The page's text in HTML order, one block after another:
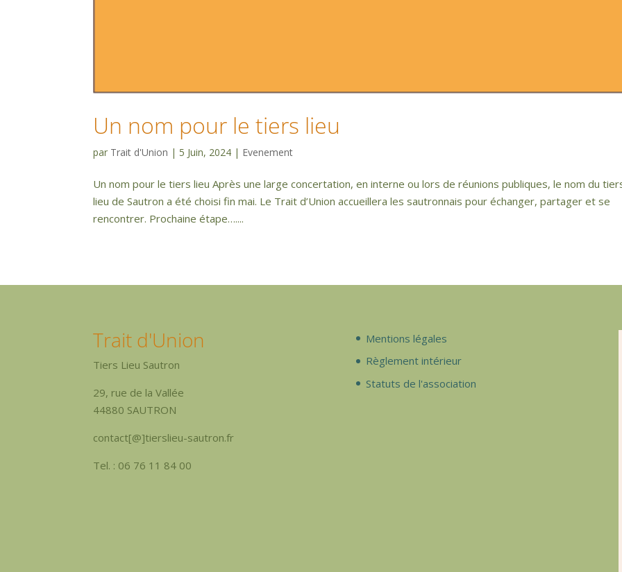
Un nom pour le tiers lieu
par Trait d'Union |5 Juin, 2024 | Evenement
Un nom pour le tiers lieu Après une large concertation, en interne ou lors de réunions publiques, le nom du
lieu de Sautron a été choisi fin mai. Le Trait d’Union accueillera les sautronnais pour échanger, partager et se
rencontrer. Prochaine étape…....
Trait d'Union
Tiers Lieu Sautron
29, rue de la Vallée
44880 SAUTRON
contact[@]tierslieu-sautron.fr
Tel. : 06 76 11 84 00
Mentions légales
Règlement intérieur
Statuts de l'association